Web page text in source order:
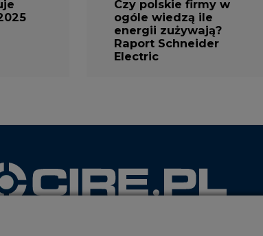
energii zużywają?
Raport Schneider
Electric
aby oferować funkcje